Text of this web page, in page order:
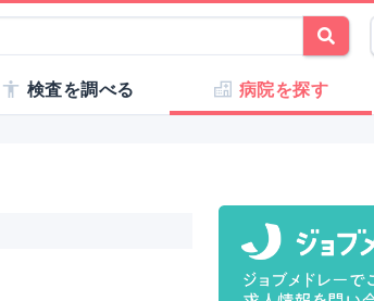
検査を調べる 病院を探す